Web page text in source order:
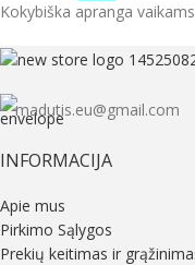
Kokybiška apranga
madutis.eu@gmail.com
INFORMACIJA
Apie mus
Pirkimo Sąlygos
Prekių keitimas ir